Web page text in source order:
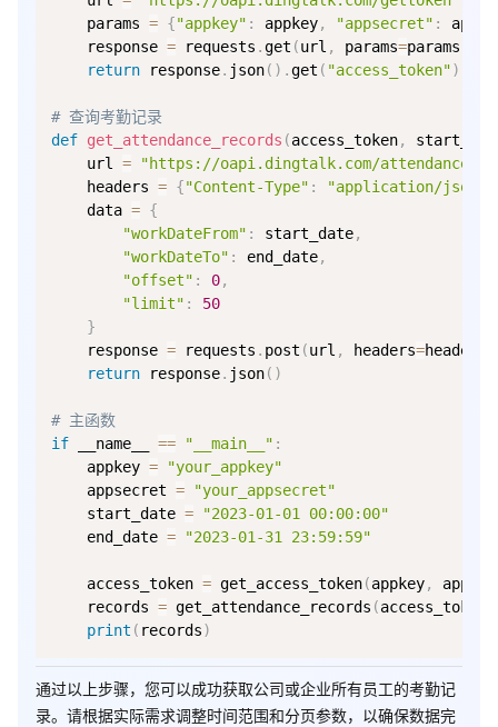
    params
= {"appkey" : appkey, "appsecret" :
    response
= requests .get (url , params=params
return response. json( ) .get ( "access_token")
# 查询考勤记录
def get_attendance_records (access_token,
    url
=
"https://oapi.dingtalk.com/attendance/
    headers
= {"Content-Type" : "application/json"
    data
= {
"workDateFrom" : start_date,
"workDateTo" : end_date,
"offset" : 0,
"limit" :
50
}
    response
= requests . post (url , headers=headers
return response. json( )
# 主函数
if __name__ == "__main__" :
    appkey
=
"your_appkey"
    appsecret
=
"your_appsecret"
    start_date
=
"2023-01-01 00:00:00"
    end_date
= "2023-01-31 23:59:59"
    access_token
= get_access_token(appkey,
    records
= get_attendance_records (access_token
print ( records)
通过以上步骤，您可以成功获取公司或企业所有员工的考勤记
录。请根据实际需求调整时间范围和分页参数，以确保数据完